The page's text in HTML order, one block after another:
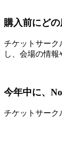
購入前にど
チケットサーク
し、会場の情報
今年中に、
チケットサーク